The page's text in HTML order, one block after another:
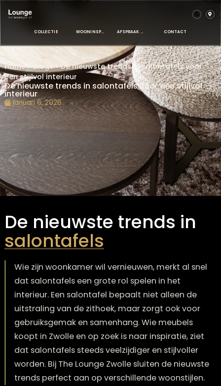
Home»Blogs»De nieuwste trends in salontafels
een stijlvol interieur
De nieuwste trends in salontafels voor een
interieur
januari 6, 2026
De nieuwste trends in
salontafels
Wie zijn woonkamer wil vernieuwen, merkt al
dat salontafels een grote rol spelen in het
interieur. Een salontafel bepaalt niet alleen de
uitstraling van de zithoek, maar zorgt ook
gebruiksgemak en samenhang. Wie meubels
koopt in Zwolle en op zoek is naar inspiratie,